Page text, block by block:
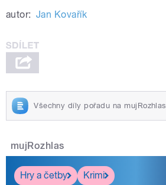
autor: Jan Kovařík
Všechny díly pořadu na mujRozhlas
mujRozhlas
Hry a četby
Krimi